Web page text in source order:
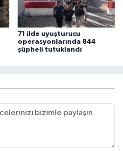
71 ilde uyuşturucu
operasyonlarında 844
şüpheli tutuklandı